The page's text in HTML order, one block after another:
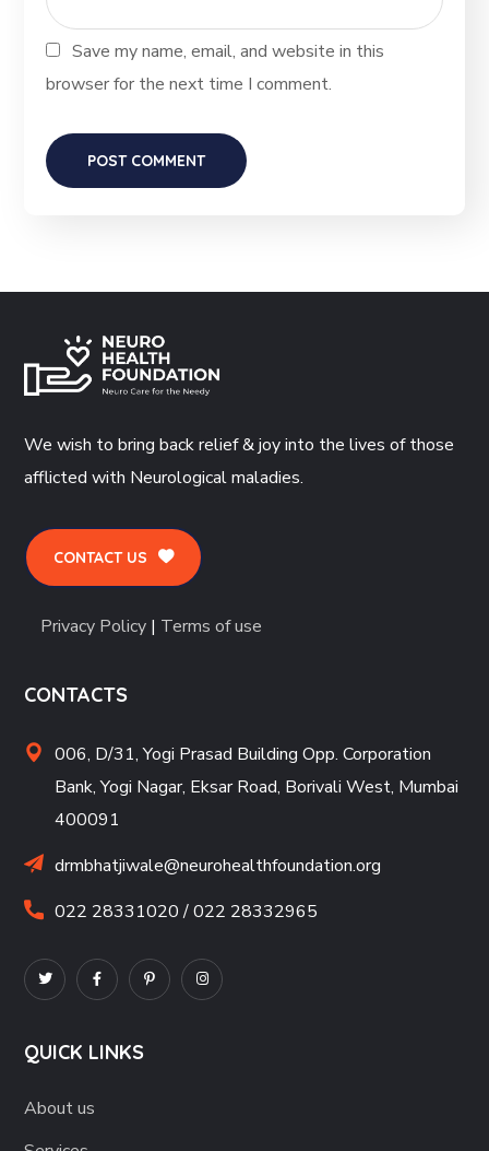
Save my name, email, and website in this
browser for the next time I comment.
We wish to bring back relief & joy into the lives of those
afflicted with Neurological maladies.
CONTACT US
Privacy Policy | Terms of use
CONTACTS
006, D/31, Yogi Prasad Building Opp. Corporation
Bank, Yogi Nagar, Eksar Road, Borivali West, Mumbai
400091
drmbhatjiwale@neurohealthfoundation.org
022 28331020 / 022 28332965
QUICK LINKS
About us